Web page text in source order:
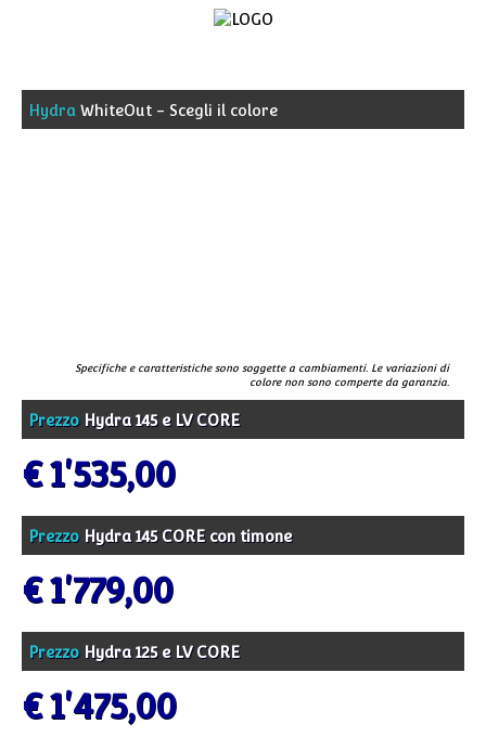
Home
Hydra WhiteOut - Scegli il colore
Specifiche e caratteristiche sono soggette a cambiamenti. Le variazioni di
colore non sono comperte da garanzia.
Prezzo Hydra 145 e LV CORE
€ 1'535,00
Prezzo Hydra 145 CORE con timone
€ 1'779,00
Prezzo Hydra 125 e LV CORE
€ 1'475,00